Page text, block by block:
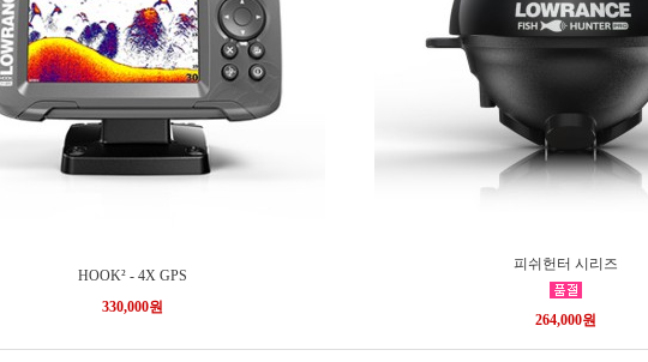
HOOK² - 4X GPS
330,000원
피쉬헌터 시리즈
264,000원